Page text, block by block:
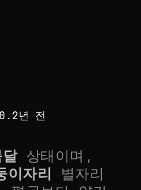
년 전
상태이며,
이자리 별자리